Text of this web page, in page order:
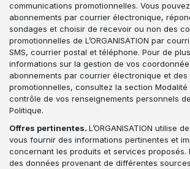
communications promotionnelles. Vous
abonnements par courrier électronique,
sondages et choisir de recevoir ou non des
promotionnelles de L’ORGANISATION par
SMS, courrier postal et téléphone. Pour de
informations sur la gestion de vos
abonnements par courrier électronique et des
promotionnelles, consultez la section Modalité
contrôle de vos renseignements personnels
Politique.
Offres pertinentes. L’ORGANISATION utilise
vous fournir des informations pertinentes et
concernant les produits et services proposés.
des données provenant de différentes